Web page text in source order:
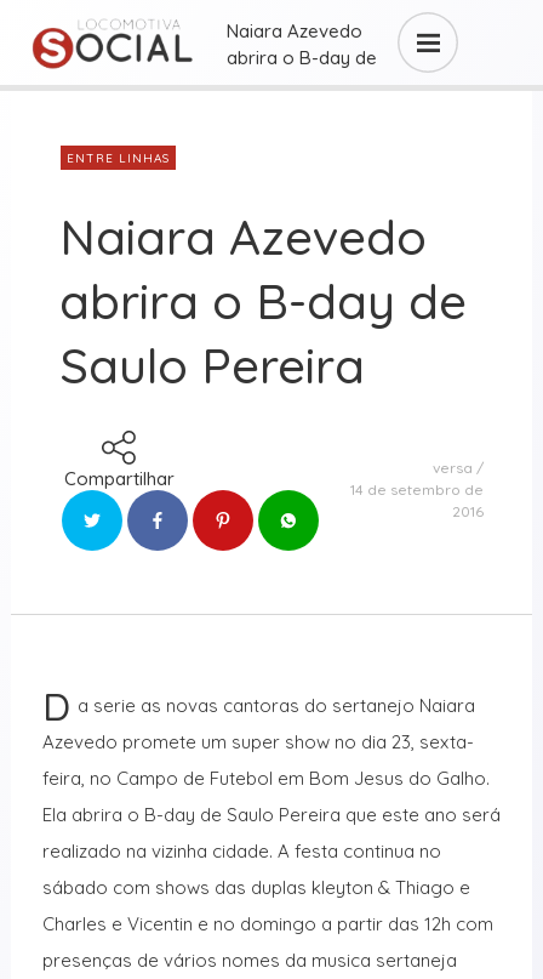
Naiara Azevedo
abrira o B-day de
...
ENTRE LINHAS
Naiara Azevedo
abrira o B-day de
Saulo Pereira
Compartilhar
versa
14 de setembro de
2016
D a serie as novas cantoras do sertanejo Naiara
Azevedo promete um super show no dia 23, sexta-
feira, no Campo de Futebol em Bom Jesus do Galho.
Ela abrira o B-day de Saulo Pereira que este ano será
realizado na vizinha cidade. A festa continua no
sábado com shows das duplas kleyton & Thiago e
Charles e Vicentin e no domingo a partir das 12h com
presenças de vários nomes da musica sertaneja